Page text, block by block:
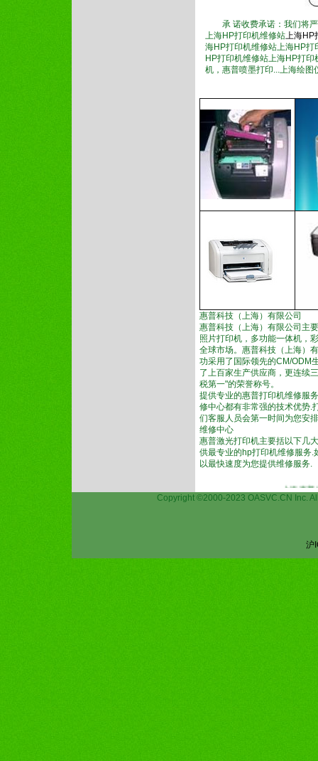
承 诺收费承诺：我们将
上海HP打印机维修站上海HP
海HP打印机维修站上海HP打
HP打印机维修站上海HP打
机，惠普喷墨打印...上海绘
惠普科技（上海）有限公司
惠普科技（上海）有限公司主
照片打印机，多功能一体机，
全球市场。惠普科技（上海）
功采用了国际领先的CM/ODM
了上百家生产供应商，更连续
税第一"的荣誉称号。
提供专业的惠普打印机维修服
修中心都有非常强的技术优势.
们客服人员会第一时间为您安
维修中心
惠普激光打印机主要括以下几
供最专业的hp打印机维修服务
以最快速度为您提供维修服务.
上海惠普HP打印机
Copyright ©2000-2023 OASVC.CN Inc.
沪